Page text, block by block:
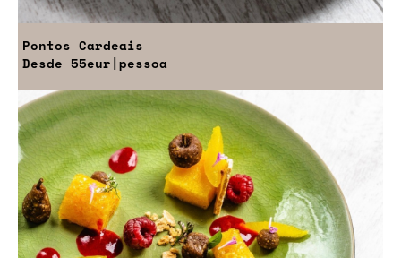
Pontos Cardeais
Desde 55eur|pessoa